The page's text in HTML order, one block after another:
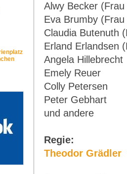
Alwy Becker
Eva Brumby
Claudia Butenuth
Erland Erlandsen
Angela Hillebrecht
Emely Reuer
Colly Petersen
Peter Gebhart
und andere
Regie:
Theodor Grädler